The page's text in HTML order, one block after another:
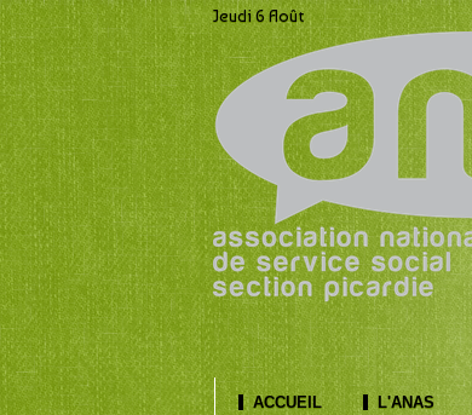
Jeudi 6 Août
ACCUEIL L'ANAS